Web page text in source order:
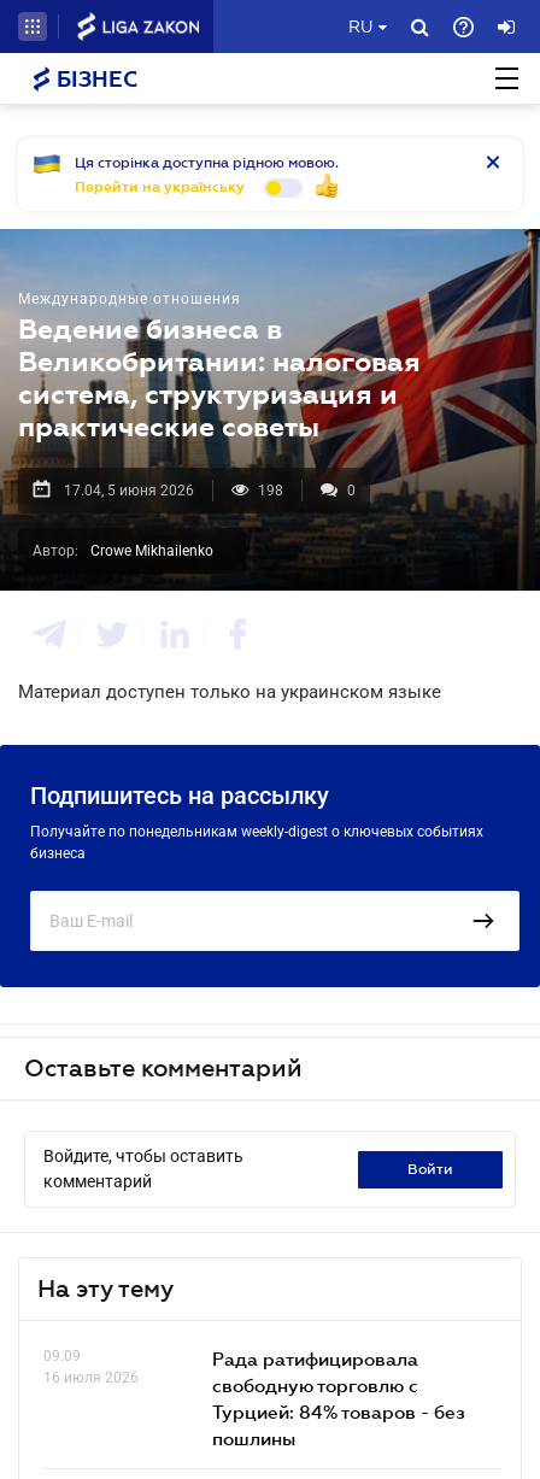
RU
БІЗНЕС
Ця сторінка доступна рідною мовою.
Перейти на українську
Международные отношения
Ведение бизнеса в
Великобритании: налоговая
система, структуризация и
практические советы
17.04, 5 июня 2026 198 0
Автор: Crowe Mikhailenko
Материал доступен только на украинском языке
Подпишитесь на рассылку
Получайте по понедельникам weekly-digest о ключевых событиях
бизнеса
Оставьте комментарий
Войдите, чтобы оставить
комментарий
войти
На эту тему
09.09
16 июля 2026
Рада ратифицировала
свободную торговлю с
Турцией: 84% товаров - без
пошлины